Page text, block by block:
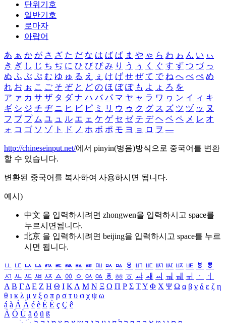
단위기호
일반기호
로마자
아랍어
あ ぁ か が さ ざ た だ な は ば ぱ ま や ゃ ら わ ゎ ん い ぃ
き ぎ し じ ち ぢ に ひ び ぴ み り う ぅ く ぐ す ず つ づ っ
ぬ ふ ぶ ぷ む ゆ ゅ る え ぇ け げ せ ぜ て で ね へ べ ぺ め
れ お ぉ こ ご そ ぞ と ど の ほ ぼ ぽ も よ ょ ろ を
ア ァ カ サ ザ タ ダ ナ ハ バ パ マ ヤ ャ ラ ワ ヮ ン イ ィ キ
ギ シ ジ チ ヂ ニ ヒ ビ ピ ミ リ ウ ゥ ク グ ス ズ ツ ヅ ッ ヌ
フ ブ プ ム ユ ュ ル エ ェ ケ ゲ セ ゼ テ デ ヘ ベ ペ メ レ オ
ォ コ ゴ ソ ゾ ト ド ノ ホ ボ ポ モ ヨ ョ ロ ヲ ―
http://chineseinput.net/에서 pinyin(병음)방식으로 중국어를 변환
할 수 있습니다.
변환된 중국어를 복사하여 사용하시면 됩니다.
예시)
中文 을 입력하시려면 zhongwen을 입력하시고 space를
누르시면됩니다.
北京 을 입력하시려면 beijing을 입력하시고 space를 누르
시면 됩니다.
ㅥ ㅦ ㅧ ㅨ ㅩ ㅪ ㅫ ㅬ ㅭ ㅮ ㅯ ㅰ ㅱ ㅲ ㅳ ㅴ ㅵ ㅶ ㅷ ㅸ
ㅹ
ㅺ ㅻ ㅼ ㅽ ㅾ ㅿ ㆀ ㆁ ㆂ ㆃ ㆄ ㆅ ㆆ ㆇ ㆈ ㆉ ㆊ ㆋ ㆌ ㆍ
ㆎ
Α Β ΓΔ Ε Ζ Η Θ Ι ΚΛ Μ Ν Ξ Ο Π Ρ Σ ΤΥ Φ Χ Ψ Ω α β γ δ ε ζ η
θ ι κ λ μ ν ξ ο π ρ σ τ υ φ χ ψ ω
á à Á À é è É È ç Ç ê
Ä Ö Ü ä ö ü ß